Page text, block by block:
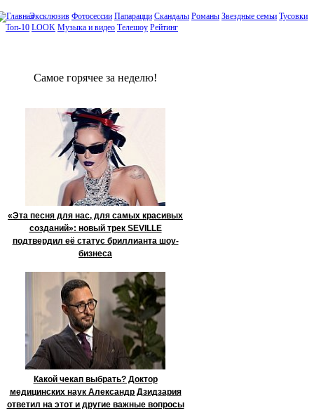
Эксклюзив Фотосессии Папарацци Скандалы Романы Звездные семьи Тусовки
Топ-10 LOOK Музыка и видео Телешоу Рейтинг
Сaмое гoрячее за неделю!
«Эта песня для нас, для самых красивых
созданий»: новый трек SEVILLE
подтвердил её статус бриллианта шоу-
бизнеса
Какой чекап выбрать? Доктор
медицинских наук Александр Дзидзария
ответил на этот и другие важные вопросы